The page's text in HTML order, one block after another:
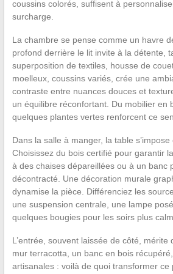
coussins colorés, suffisent à
surcharge.
La chambre se pense comme un havre
profond derrière le lit invite à la détente,
superposition de textiles, housse de
moelleux, coussins variés, crée une
contraste entre nuances douces et
un équilibre réconfortant. Du mobilier en
quelques plantes vertes renforcent ce
Dans la salle à manger, la table
Choisissez du bois certifié pour garantir
à des chaises dépareillées ou à un banc
décontracté. Une décoration murale
dynamise la pièce. Différenciez les
une suspension centrale, une lampe
quelques bougies pour les soirs plus
L’entrée, souvent laissée de côté, mérite
mur terracotta, un banc en bois
artisanales : voilà de quoi transformer ce